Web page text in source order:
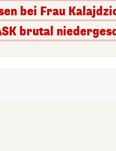
bei Frau
brutal